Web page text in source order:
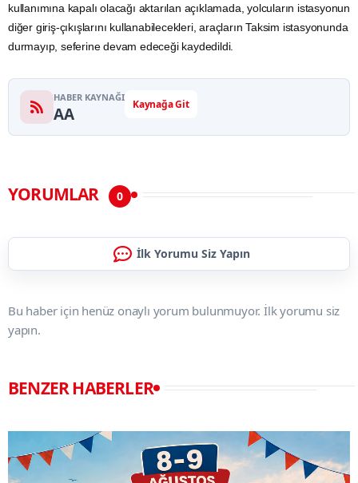
kullanımına kapalı olacağı aktarılan açıklamada, yolcuların istasyonun
diğer giriş-çıkışlarını kullanabilecekleri, araçların Taksim istasyonunda
durmayıp, seferine devam edeceği kaydedildi.
HABER KAYNAĞI
AA Kaynağa Git
YORUMLAR 0
İlk Yorumu Siz Yapın
Bu haber için henüz onaylı yorum bulunmuyor. İlk yorumu siz
yapın.
BENZER HABERLER